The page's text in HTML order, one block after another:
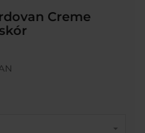
Creme